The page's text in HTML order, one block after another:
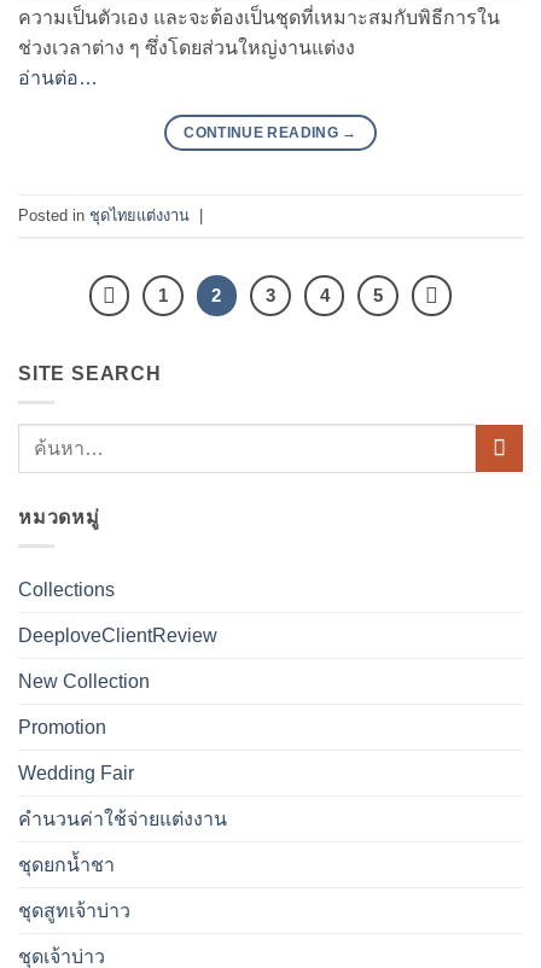
ความเป็นตัวเอง และจะต้องเป็นชุดที่เหมาะสมกับพิธีการใน
ช่วงเวลาต่าง ๆ ซึ่งโดยส่วนใหญ่งานแต่งง
อ่านต่อ…
CONTINUE READING →
Posted in ชุดไทยแต่งงาน |
1 2 3 4 5
SITE SEARCH
หมวดหมู่
Collections
DeeploveClientReview
New Collection
Promotion
Wedding Fair
คำนวนค่าใช้จ่ายแต่งงาน
ชุดยกน้ำชา
ชุดสูทเจ้าบ่าว
ชุดเจ้าบ่าว